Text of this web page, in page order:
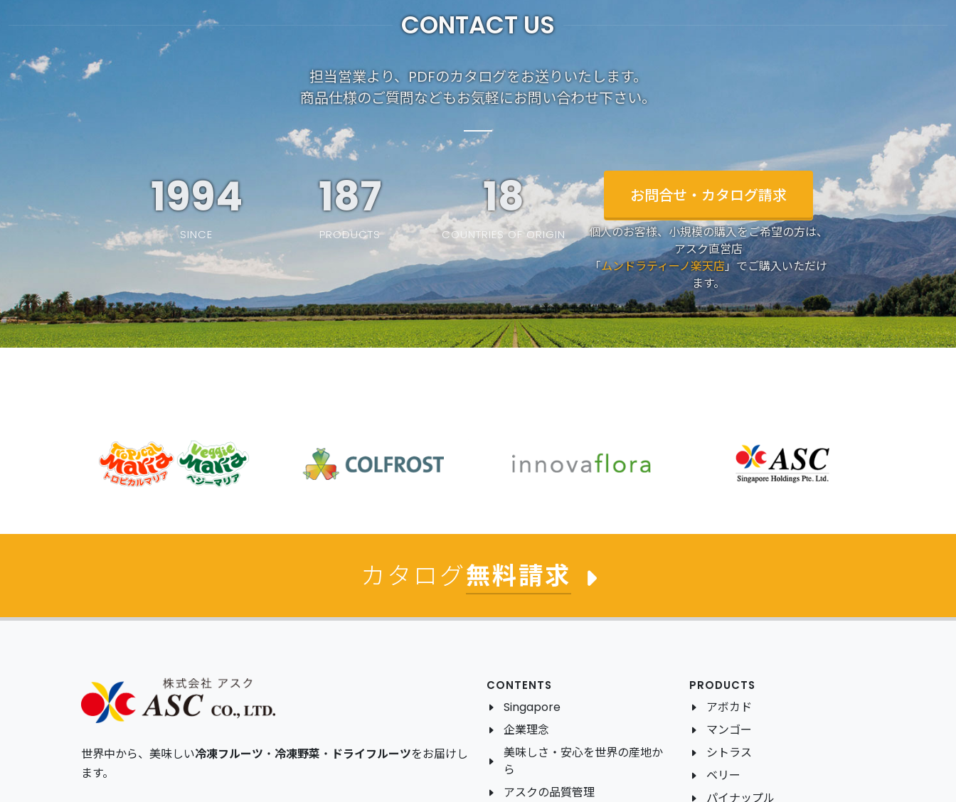
CONTACT US
担当営業より、PDFのカタログをお送りいたします。
商品仕様のご質問などもお気軽にお問い合わせ下さい。
1994
SINCE
187
PRODUCTS
19
COUNTRIES OF ORIGIN
お問合せ・カタログ請求
個人のお客様、小規模の購入をご希望の方は、
アスク直営店
「ムンドラティーノ楽天店」でご購入いただけ
ます。
カタログ無料請求
世界中から、美味しい冷凍フルーツ ・ 冷凍野菜 ・ ドライフルーツをお届けし
ます。
CONTENTS
Singapore
企業理念
美味しさ・安心を世界の産地か
ら
アスクの品質管理
PRODUCTS
アボカド
マンゴー
シトラス
ベリー
パイナップル